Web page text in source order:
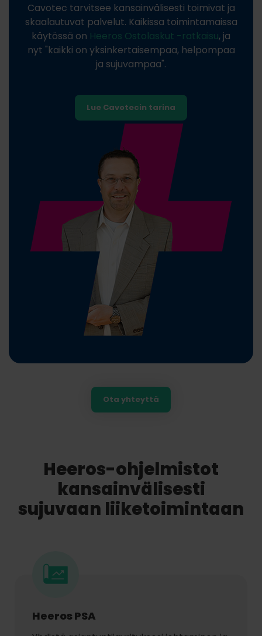
Cavotec tarvitsee kansainvälisesti toimivat ja
skaalautuvat palvelut. Kaikissa toimintamaissa
käytössä on Heeros Ostolaskut -ratkaisu, ja
nyt "kaikki on yksinkertaisempaa, helpompaa
ja sujuvampaa".
Lue Cavotecin tarina
Ota yhteyttä
Heeros-ohjelmistot
kansainvälisesti
sujuvaan liiketoimintaan
Heeros PSA